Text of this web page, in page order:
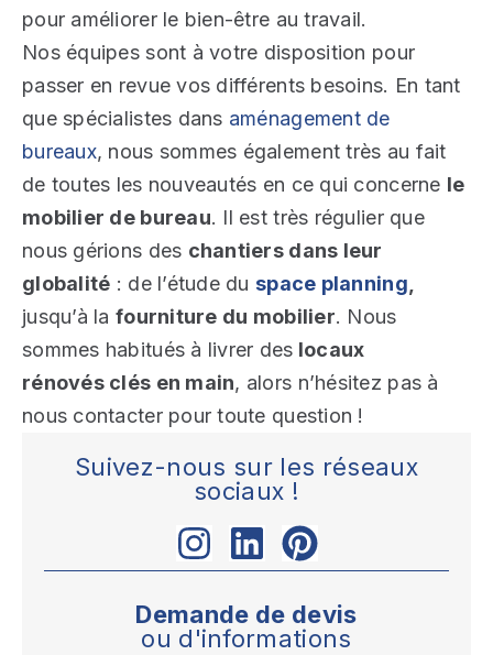
pour améliorer le bien-être au travail.
Nos équipes sont à votre disposition pour
passer en revue vos différents besoins. En tant
que spécialistes dans aménagement de
bureaux, nous sommes également très au fait
de toutes les nouveautés en ce qui concerne le
mobilier de bureau. Il est très régulier que
nous gérions des chantiers dans leur
globalité : de l’étude du space planning
jusqu’à la fourniture du mobilier. Nous
sommes habitués à livrer des locaux
rénovés clés en main, alors n’hésitez pas à
nous contacter pour toute question !
Suivez-nous sur les réseaux
sociaux !
Demande de devis
ou d'informations